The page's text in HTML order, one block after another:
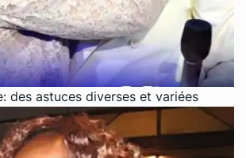
des astuces diverses et variées